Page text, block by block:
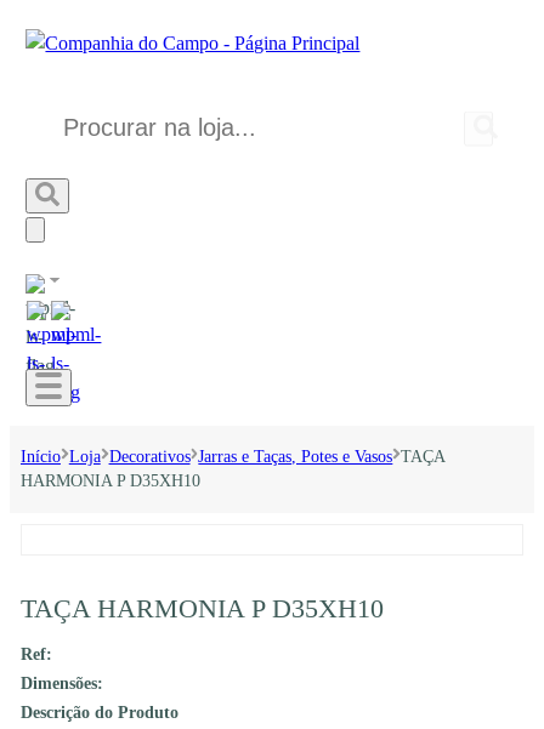
Início Loja Decorativos Jarras e Taças, Potes e Vasos TAÇA
HARMONIA P D35XH10
TAÇA HARMONIA P D35XH10
Ref:
Dimensões:
Descrição do Produto